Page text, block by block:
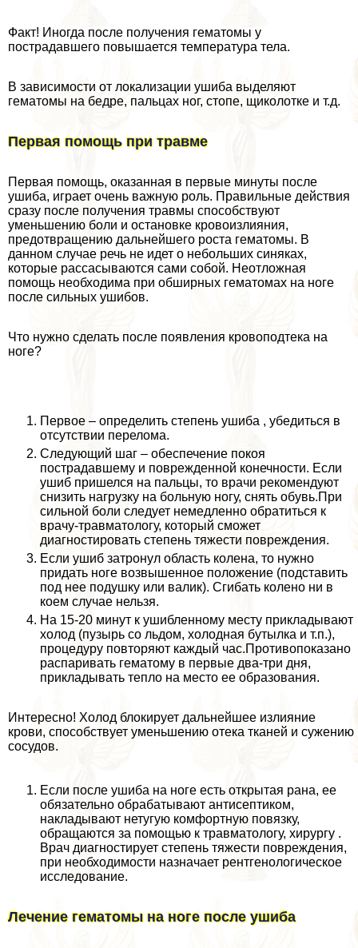
Факт! Иногда после получения гематомы у
пострадавшего повышается температура тела.
В зависимости от локализации ушиба выделяют
гематомы на бедре, пальцах ног, стопе, щиколотке и т.д.
Первая помощь при травме
Первая помощь, оказанная в первые минуты после
ушиба, играет очень важную роль. Правильные действия
сразу после получения травмы способствуют
уменьшению боли и остановке кровоизлияния,
предотвращению дальнейшего роста гематомы. В
данном случае речь не идет о небольших синяках,
которые рассасываются сами собой. Неотложная
помощь необходима при обширных гематомах на ноге
после сильных ушибов.
Что нужно сделать после появления кровоподтека на
ноге?
Первое – определить степень ушиба , убедиться в
отсутствии перелома.
Следующий шаг – обеспечение покоя
пострадавшему и поврежденной конечности. Если
ушиб пришелся на пальцы, то врачи рекомендуют
снизить нагрузку на больную ногу, снять обувь.При
сильной боли следует немедленно обратиться к
врачу-травматологу, который сможет
диагностировать степень тяжести повреждения.
Если ушиб затронул область колена, то нужно
придать ноге возвышенное положение (подставить
под нее подушку или валик). Сгибать колено ни в
коем случае нельзя.
На 15-20 минут к ушибленному месту прикладывают
холод (пузырь со льдом, холодная бутылка и т.п.),
процедуру повторяют каждый час.Противопоказано
распаривать гематому в первые два-три дня,
прикладывать тепло на место ее образования.
Интересно! Холод блокирует дальнейшее излияние
крови, способствует уменьшению отека тканей и сужению
сосудов.
Если после ушиба на ноге есть открытая рана, ее
обязательно обpaбатывают антисептиком,
накладывают нетугую комфортную повязку,
обращаются за помощью к травматологу, хирургу .
Врач диагностирует степень тяжести повреждения,
при необходимости назначает рентгенологическое
исследование.
Лечение гематомы на ноге после ушиба